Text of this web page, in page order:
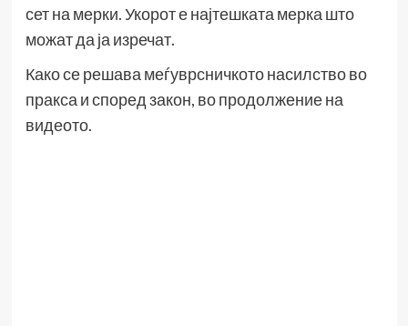
сет на мерки. Укорот е најтешката мерка што
можат да ја изречат.
Како се решава меѓуврсничкото насилство во
пракса и според закон, во продолжение на
видеото.